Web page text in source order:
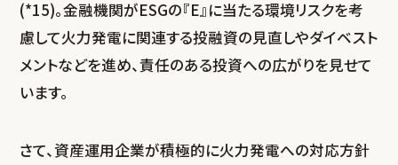
(*15)。金融機関がESGの『E』に当たる環境リスクを考
慮して火力発電に関連する投融資の見直しやダイベスト
メントなどを進め、責任のある投資への広がりを見せて
います。
さて、資産運用企業が積極的に火力発電への対応方針